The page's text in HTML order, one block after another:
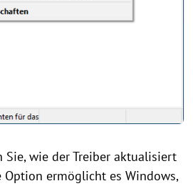
Sie, wie der Treiber aktualisiert
Option ermöglicht es Windows,